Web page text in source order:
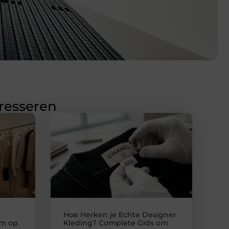
op
Hoe Herken je Echte Designer
Kleding? Complete Gids om